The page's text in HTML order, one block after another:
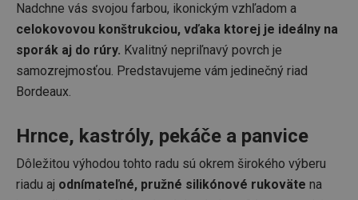
Nadchne vás svojou farbou, ikonickým vzhľadom a
celokovovou konštrukciou, vďaka ktorej je ideálny na
sporák aj do rúry. Kvalitný nepriľnavý povrch je
samozrejmosťou. Predstavujeme vám jedinečný riad
Bordeaux.
Hrnce, kastróly, pekáče a panvice
Dôležitou výhodou tohto radu sú okrem širokého výberu
riadu aj odnímateľné, pružné silikónové rukoväte na